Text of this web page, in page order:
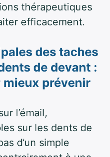
thérapeutiques
efficacement.
des taches
de devant :
prévenir
l’émail,
sur les dents de
d’un simple